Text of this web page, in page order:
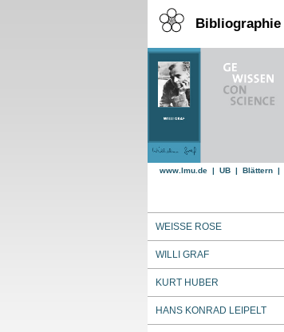
Bibliographie
www.lmu.de| UB| Blättern|
WEISSE ROSE
WILLI GRAF
KURT HUBER
HANS KONRAD LEIPELT